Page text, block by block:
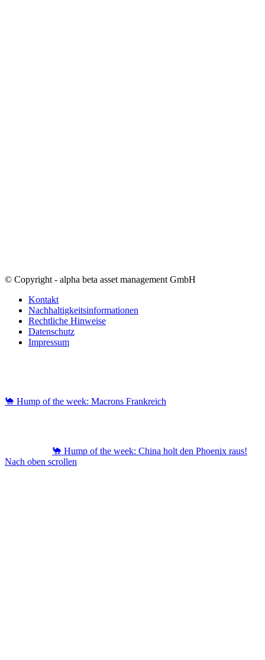
© Copyright - alpha beta asset management GmbH
Kontakt
Nachhaltigkeitsinformationen
Rechtliche Hinweise
Datenschutz
Impressum
🐪 Hump of the week: Macrons Frankreich
🐪 Hump of the week: China holt den Phoenix raus!
Nach oben scrollen